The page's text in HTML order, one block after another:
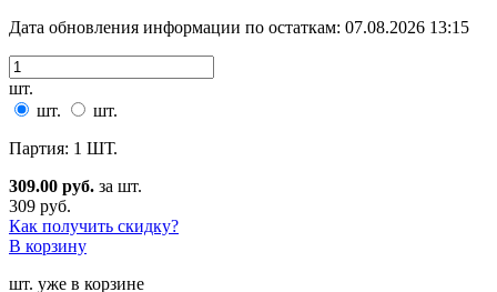
Дата обновления информации по остаткам: 07.08.2026 13:15
шт.
шт.
шт.
Партия: 1 ШТ.
309.00 руб. за шт.
309 руб.
Как получить скидку?
В корзину
шт. уже в корзине